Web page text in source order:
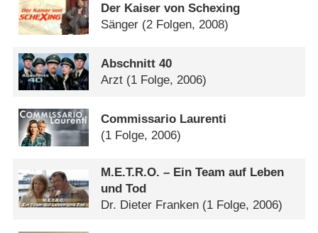
Der Kaiser von Schexing
Sänger (2 Folgen, 2008)
Abschnitt 40
Arzt (1 Folge, 2006)
Commissario Laurenti
(1 Folge, 2006)
M.E.T.R.O. – Ein Team auf Leben
und Tod
Dr. Dieter Franken (1 Folge, 2006)